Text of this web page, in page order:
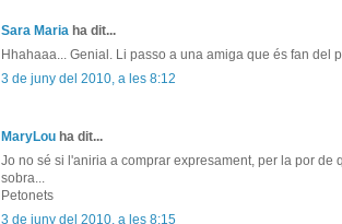
Sara Maria ha dit...
Hhahaaa... Genial. Li passo a una amiga que és fan del
3 de juny del 2010, a les 8:12
MaryLou ha dit...
Jo no sé si l'aniria a comprar expresament, per la por
sobra...
Petonets
3 de juny del 2010, a les 8:15